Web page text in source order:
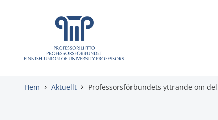
Gå direkt till innehåll
Hem Aktuellt Professorsförbundets yttrande om